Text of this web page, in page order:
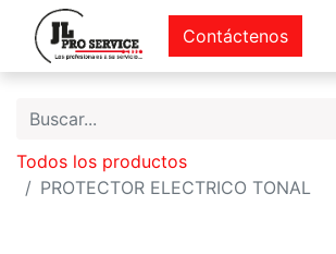
Contáctenos
Todos los productos
PROTECTOR ELECTRICO TONAL